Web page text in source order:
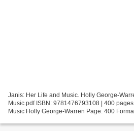
Janis: Her Life and Music. Holly George-
Music.pdf ISBN: 9781476793108 | 400
Music Holly George-Warren Page: 400